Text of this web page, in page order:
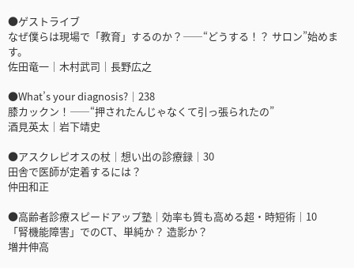
●ゲストライブ
なぜ僕らは現場で「教育」するのか？――“どうする！？ サロン”始めま
す。
佐田竜一｜木村武司｜長野広之
●What’s your diagnosis?｜238
膝カックン！――“押されたんじゃなくて引っ張られたの”
酒見英太｜岩下靖史
●アスクレピオスの杖｜想い出の診療録｜30
田舎で医師が定着するには？
仲田和正
●高齢者診療スピードアップ塾｜効率も質も高める超・時短術｜10
「腎機能障害」でのCT、単純か？ 造影か？
増井伸高